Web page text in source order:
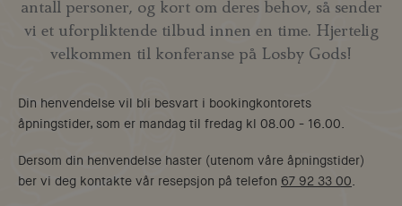
antall personer, og kort om deres behov, så sender
vi et uforpliktende tilbud innen en time. Hjertelig
velkommen til konferanse på Losby Gods!
Din henvendelse vil bli besvart i bookingkontorets
åpningstider, som er mandag til fredag kl 08.00 - 16.00.
Dersom din henvendelse haster (utenom våre åpningstider)
ber vi deg kontakte vår resepsjon på telefon 67 92 33 00.